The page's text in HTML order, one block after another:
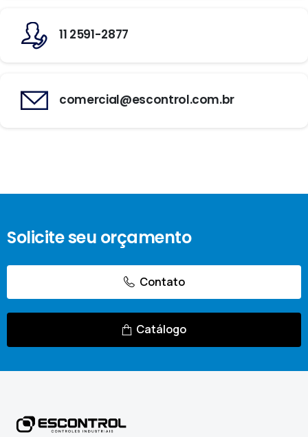
11 2591-2877
comercial@escontrol.com.br
Solicite seu orçamento
Contato
Catálogo